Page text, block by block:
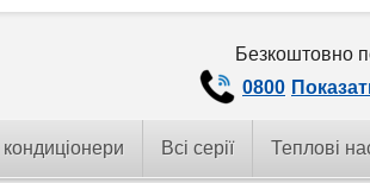
Безкоштовно
0800
Всі серії Теплові